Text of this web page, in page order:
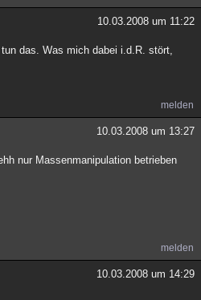
10.03.2008 um 11:22
das. Was mich dabei i.d.R. stört,
melden
10.03.2008 um 13:27
nur Massenmanipulation betrieben
melden
10.03.2008 um 14:29